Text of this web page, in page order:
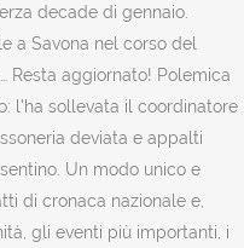
decade di gennaio.
a Savona nel corso del
Resta aggiornato! Polemica
l'ha sollevata il coordinatore
deviata e appalti
Un modo unico e
di cronaca nazionale e,
gli eventi più importanti, i